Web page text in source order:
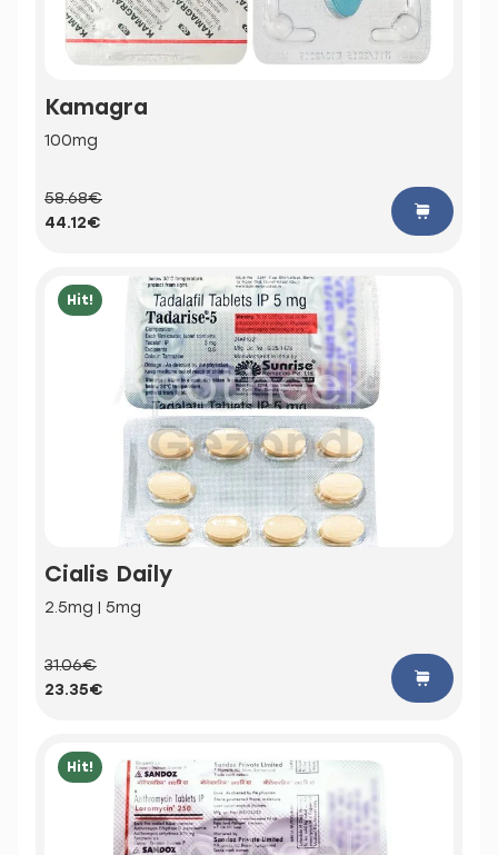
Kamagra
100mg
58.68€
44.12€
Hit!
Cialis Daily
2.5mg | 5mg
31.06€
23.35€
Hit!